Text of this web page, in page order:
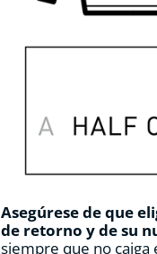
Asegúrese de que
de retorno y de su
siempre que no